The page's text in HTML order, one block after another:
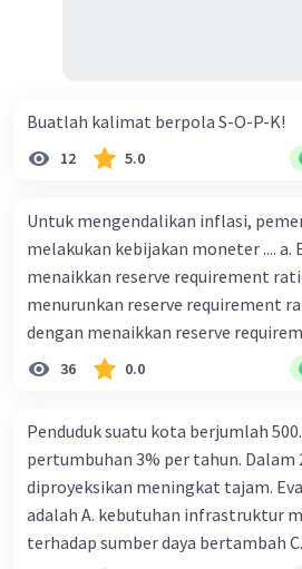
Buatlah kalimat berpola S-O-P-K!
12 5.0
Untuk mengendalikan inflasi,
melakukan kebijakan moneter .... a.
menaikkan reserve requirement
menurunkan reserve requirement
dengan menaikkan reserve
dengan menurunkan reserve
Ekspansif dengan menaikkan tingkat
ceteris paribus maka .... a.
bentuk kurva jumlah uang beredar
dari kiri bawah ke kanan atas b.
mana bentuk kurva jumlah uang
uang) naik dari kiri bawah ke kanan
36 0.0
Penduduk suatu kota berjumlah
pertumbuhan 3% per tahun. Dalam
diproyeksikan meningkat tajam.
adalah A. kebutuhan infrastruktur
terhadap sumber daya bertambah